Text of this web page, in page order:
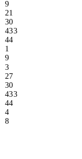
9
21
30
43
44
1
9
3
3
27
30
43
44
4
8
3